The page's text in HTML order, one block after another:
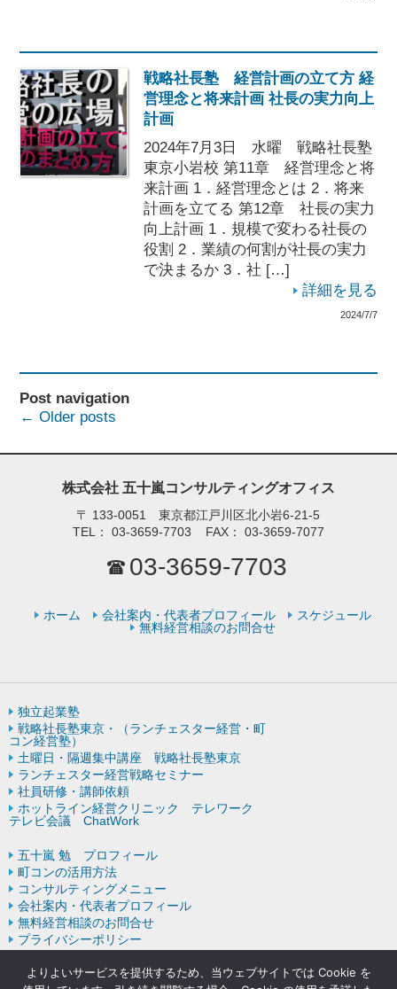
戦略社長塾 経営計画の立て方 経
営理念と将来計画 社長の実力向上
計画
2024年7月3日 水曜 戦略社長塾
東京小岩校 第11章 経営理念と将
来計画 1．経営理念とは 2．将来
計画を立てる 第12章 社長の実力
向上計画 1．規模で変わる社長の
役割 2．業績の何割が社長の実力
で決まるか 3．社 […]
詳細を見る
2024/7/7
Post navigation
← Older posts
株式会社 五十嵐コンサルティングオフィス
〒 133-0051 東京都江戸川区北小岩6-21-5
TEL：
03-3659-7703 FAX： 03-3659-7077
03-3659-7703
ホーム 会社案内・代表者プロフィール
スケジュール
無料経営相談のお問合せ
独立起業塾
戦略社長塾東京・（ランチェスター経営・町
コン経営塾）
土曜日・隔週集中講座 戦略社長塾東京
ランチェスター経営戦略セミナー
社員研修・講師依頼
ホットライン経営クリニック テレワーク
テレビ会議 ChatWork
五十嵐 勉 プロフィール
町コンの活用方法
コンサルティングメニュー
会社案内・代表者プロフィール
無料経営相談のお問合せ
プライバシーポリシー
よりよいサービスを提供するため、当ウェブサイトでは Cookie を